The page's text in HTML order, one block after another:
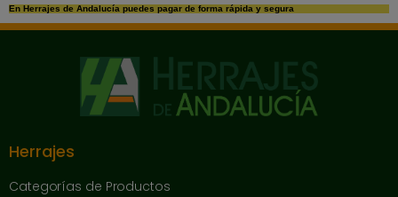
En Herrajes de Andalucía puedes pagar de forma rápida y segura
Herrajes
Categorías de Productos